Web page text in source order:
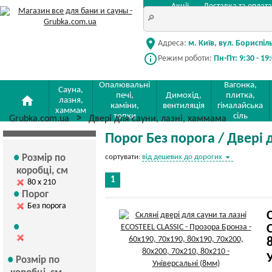
Акції Доставка та оплата
location_on Адреса: м. Київ, вул.
info_outline Режим роботи: Пн-Пт: 9:30 -
home
Сауна,
лазня,
хаммам
Опалювальні
печі,
каміни,
топки
Димохід,
вентиляція
Вагонка,
плитка,
гімалайська
сіль
Grubka.com.ua Двері для сауни, лазні, хаммама
Розмір по
коробці, см
80 х 210
Порог
Без порога
Розмір по
Порог Без порога / Двері
сортувати: від дешевих до дорогих arrow_drop_down
1